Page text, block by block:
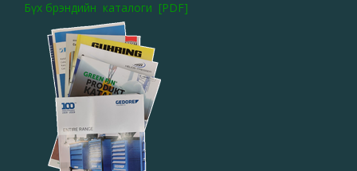
Бүх брэндийн каталоги [PDF]